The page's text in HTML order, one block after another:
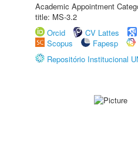
Academic Appointment
title: MS-3.2
Orcid
CV Lattes
Scopus
Fapesp
Repositório Institucional